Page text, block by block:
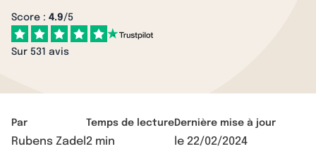
Score : 4.9/5
Sur 531 avis
Par
Rubens Zadel
Temps de lecture
2 min
Dernière mise à jour
le 22/02/2024